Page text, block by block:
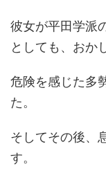
彼女が平田学派
としても、おか
危険を感じた多
た。
そしてその後、
す。